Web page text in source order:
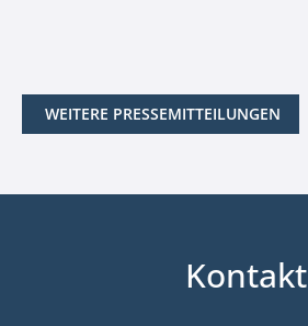
WEITERE PRESSEMITTEILUNGEN
Kontakt